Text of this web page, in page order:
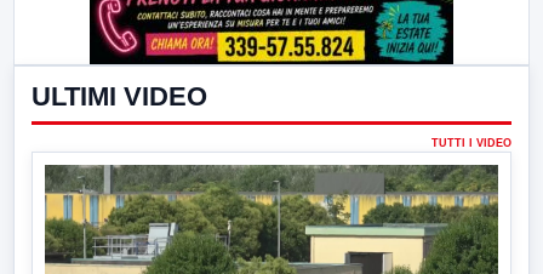
ULTIMI VIDEO
TUTTI I VIDEO